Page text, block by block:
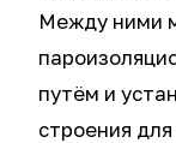
Между ними
путём и
строения